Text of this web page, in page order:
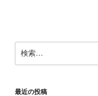
ン
索:
最近の投稿